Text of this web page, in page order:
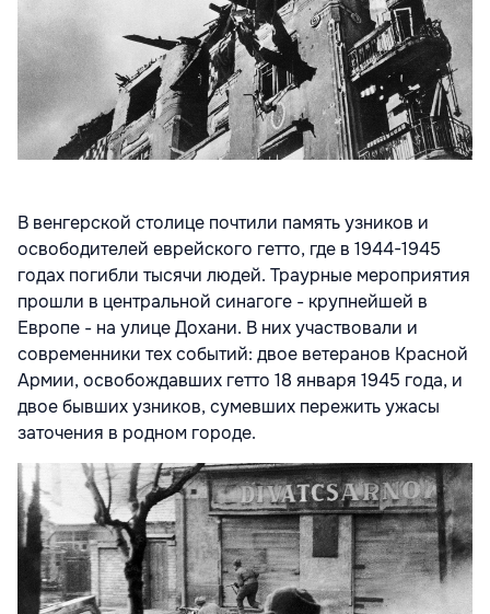
В венгерской столице почтили память узников и
освободителей еврейского гетто, где в 1944-1945
годах погибли тысячи людей. Траурные мероприятия
прошли в центральной синагоге - крупнейшей в
Европе - на улице Дохани. В них участвовали и
современники тех событий: двое ветеранов Красной
Армии, освобождавших гетто 18 января 1945 года, и
двое бывших узников, сумевших пережить ужасы
заточения в родном городе.